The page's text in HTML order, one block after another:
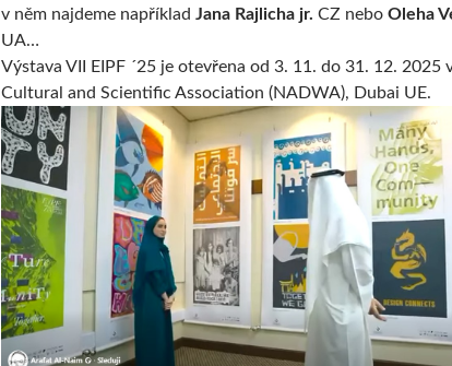
v něm najdeme například Jana Rajlicha jr. CZ nebo Oleha
UA…
Výstava VII EIPF ´25 je otevřena od 3. 11. do 31. 12. 2025
Cultural and Scientific Association (NADWA), Dubai UE.